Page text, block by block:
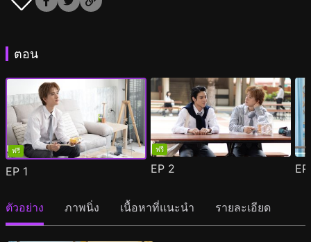
ตอน
ฟรี
EP 1
ฟรี
EP 2
ตัวอย่าง ภาพนิ่ง เนื้อหาที่แนะนำ รายละเอียด